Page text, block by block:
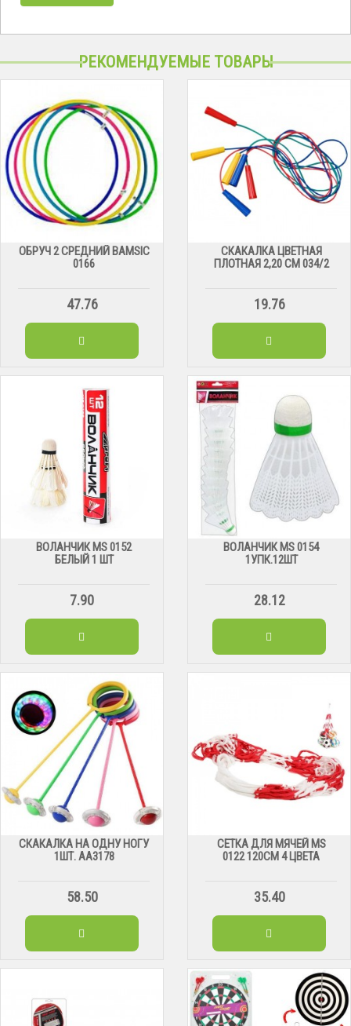
РЕКОМЕНДУЕМЫЕ ТОВАРЫ
ОБРУЧ 2 СРЕДНИЙ BAMSIC
0166
47.76
СКАКАЛКА ЦВЕТНАЯ
ПЛОТНАЯ 2,20 СМ 034/2
19.76
ВОЛАНЧИК MS 0152
БЕЛЫЙ 1 ШТ
7.90
ВОЛАНЧИК MS 0154
1УПК.12ШТ
28.12
СКАКАЛКА НА ОДНУ НОГУ
1ШТ. АА3178
58.50
СЕТКА ДЛЯ МЯЧЕЙ МS
0122 120СМ 4 ЦВЕТА
35.40